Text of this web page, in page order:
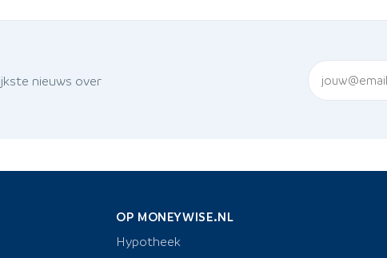
nieuws over
OP MONEYWISE.NL
Hypotheek